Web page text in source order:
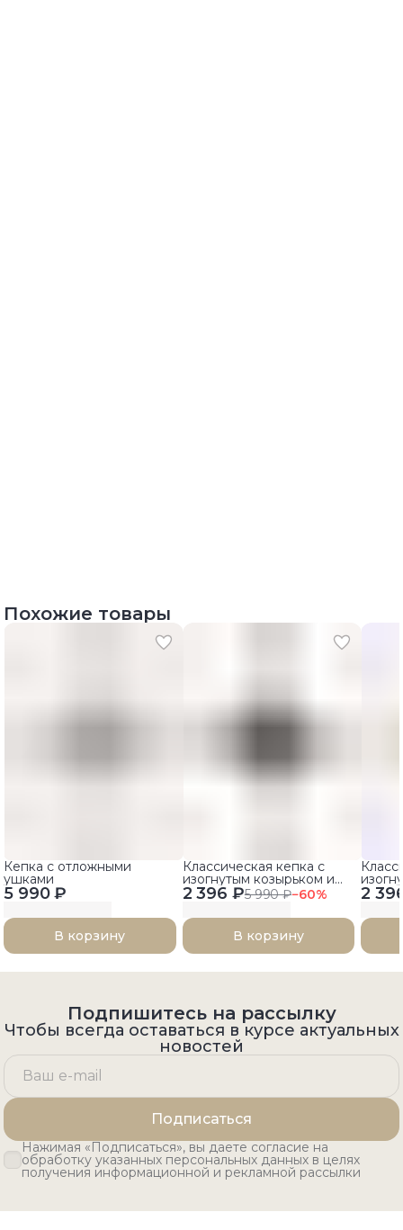
Похожие товары
5 990 ₽
Кепка с отложными
ушками
В корзину
2 396 ₽5 990 ₽−60%
Классическая кепка с
изогнутым козырьком и
контрастной нашивкой
В корзину
2
Подпишитесь на рассылку
Чтобы всегда оставаться в курсе актуальных
новостей
Подписаться
Нажимая «Подписаться», вы даете согласие на
обработку указанных персональных данных в целях
получения информационной и рекламной рассылки